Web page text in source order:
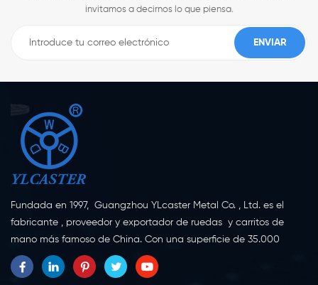
invitamos a decirnos lo que piensa.
Fundada en 1997, Guangzhou YLcaster Metal Co. , Ltd. es el
fabricante , proveedor y exportador de ruedas y carritos de
mano más famoso de China. Con una superficie de 35.000
metros cuadrados, ubicada en la ciudad de Yangjiang,
provincia de Guangdong, con más de 20 expertos y unos 150